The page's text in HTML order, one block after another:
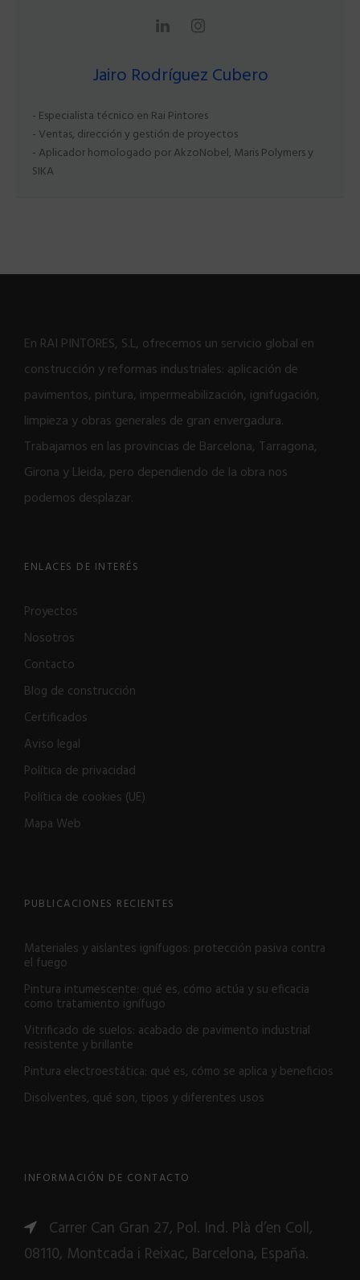
Jairo Rodríguez Cubero
- Especialista técnico en Rai Pintores
- Ventas, dirección y gestión de proyectos
- Aplicador homologado por AkzoNobel, Maris Polymers y
SIKA
En RAI PINTORES, S.L, ofrecemos un servicio global en
construcción y reformas industriales: aplicación de
pavimentos, pintura, impermeabilización, ignifugación,
limpieza y obras generales de gran envergadura.
Trabajamos en las provincias de Barcelona, Tarragona,
Girona y Lleida, pero dependiendo de la obra nos
podemos desplazar.
ENLACES DE INTERÉS
Proyectos
Nosotros
Contacto
Blog de construcción
Certificados
Aviso legal
Política de privacidad
Política de cookies (UE)
Mapa Web
PUBLICACIONES RECIENTES
Materiales y aislantes ignífugos: protección pasiva contra
el fuego
Pintura intumescente: qué es, cómo actúa y su eficacia
como tratamiento ignífugo
Vitrificado de suelos: acabado de pavimento industrial
resistente y brillante
Pintura electroestática: qué es, cómo se aplica y beneficios
Disolventes, qué son, tipos y diferentes usos
INFORMACIÓN DE CONTACTO
Carrer Can Gran 27, Pol. Ind. Plà d’en Coll,
08110, Montcada i Reixac, Barcelona, España.